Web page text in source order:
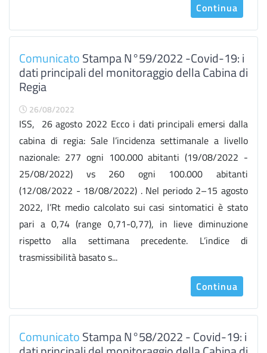
Continua
ComunicatoStampa N°59/2022 -Covid-19: i
dati principali del monitoraggio della Cabina di
Regia
26/08/2022
ISS, 26 agosto 2022 Ecco i dati principali emersi dalla
cabina di regia: Sale l’incidenza settimanale a livello
nazionale: 277 ogni 100.000 abitanti (19/08/2022 -
25/08/2022) vs 260 ogni 100.000 abitanti
(12/08/2022 - 18/08/2022) . Nel periodo 2–15 agosto
2022, l’Rt medio calcolato sui casi sintomatici è stato
pari a 0,74 (range 0,71-0,77), in lieve diminuzione
rispetto alla settimana precedente. L’indice di
trasmissibilità basato s...
Continua
ComunicatoStampa N°58/2022 - Covid-19: i